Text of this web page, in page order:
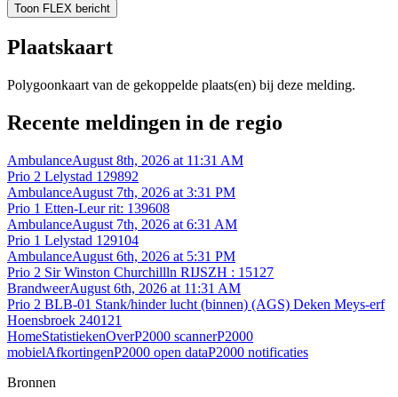
Toon FLEX bericht
Plaatskaart
Polygoonkaart van de gekoppelde plaats(en) bij deze melding.
Recente meldingen in de regio
AmbulanceAugust 8th, 2026 at 11:31 AM
Prio 2 Lelystad 129892
AmbulanceAugust 7th, 2026 at 3:31 PM
Prio 1 Etten-Leur rit: 139608
AmbulanceAugust 7th, 2026 at 6:31 AM
Prio 1 Lelystad 129104
AmbulanceAugust 6th, 2026 at 5:31 PM
Prio 2 Sir Winston Churchillln RIJSZH : 15127
BrandweerAugust 6th, 2026 at 11:31 AM
Prio 2 BLB-01 Stank/hinder lucht (binnen) (AGS) Deken Meys-erf
Hoensbroek 240121
HomeStatistiekenOverP2000 scannerP2000
mobielAfkortingenP2000 open dataP2000 notificaties
Bronnen